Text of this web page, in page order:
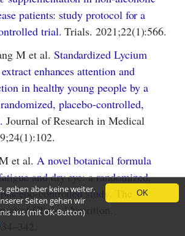
patients: study protocol for a
trial. Trials. 2021;22(1):566.
M et al. Standardized Lycium
enhances attention and
in healthy young people by a
placebo-controlled,
Journal of Research in Medical
et al. A novel botanical formula
and dry eye: a randomized,
controlled study.
of Clinical Nutrition.
OK
geben aber keine weiter.
Seiten gehen wir
aus (mit OK-Button)